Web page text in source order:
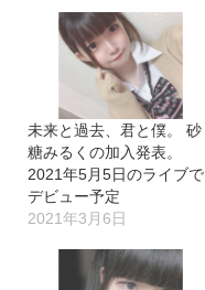
み
未来と過去、君と僕。 砂
糖みるくの加入発表。
2021年5月5日のライブで
デビュー予定
2021年3月6日